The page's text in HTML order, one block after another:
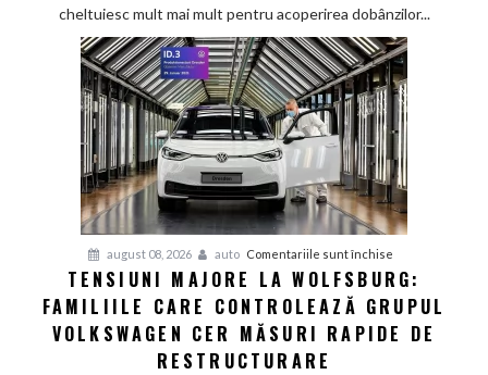
greu
furnizorii
auto
germani,
arată
un
studiu
recent
cheltuiesc mult mai mult pentru acoperirea dobânzilor...
august 08, 2026 auto Comentariile sunt închise
Tensiuni
majore
la
TENSIUNI MAJORE LA WOLFSBURG:
FAMILIILE CARE CONTROLEAZĂ GRUPUL
VOLKSWAGEN CER MĂSURI RAPIDE DE
RESTRUCTURARE